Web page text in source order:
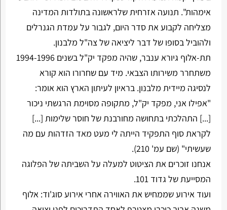
אימהות". תנועה אזרחית שלראשונה בתולדות המדינה
מצליחה לקבוע את סדר היום, לגבור על עמדת הגנרלים
ולהוביל בסופו של דבר ליציאה של צה"ל מלבנון.
תת-אלוף גיורא ענבר, שהיה מפקד יק"ל בשנים 1994-1996
משתחרר משירותו הצבאי. מיד עם שחרורו הוא קורא
לנסיגה מיידית מלבנון. בראיון לעיתון הארץ הוא אומר:
"אפילו אני, מפקד יק"ל, מתקופה מסוימת הרגשתי ניכור
[...] התהלכתי בתחושה מחורבנת של חוסר שלימות [...]
לקראת סוף התפקיד הייתה לי מעט מאד הזדהות עם מה
שעשיתי" (שם עמ' 210).
אנחנו זוכרים את הציטוט למעלה על השביתה של הפלוגה
המסייעת של גדוד 101.
ועוד אירוע שממחיש את האווירה אחרי אירוע סוג'וד: אלוף